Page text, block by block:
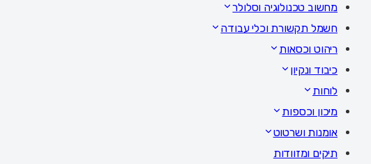
מחשוב טכנולוגיה וסלולר
חשמל תקשורת וכלי עבודה
ריהוט וכסאות
כיבוד ונקיון
לוחות
מיכון וכספות
אומנות ושרטוט
תיקים ומזוודות